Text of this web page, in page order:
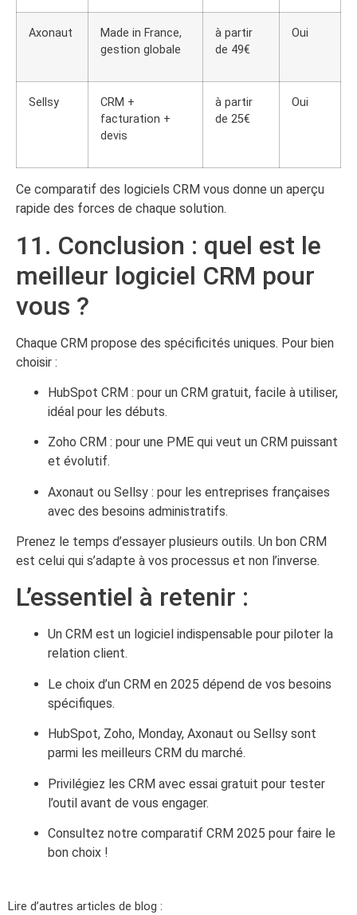
Axonaut
Made in France,
gestion globale
à partir
de 49€
Oui
Sellsy
CRM +
facturation +
devis
à partir
de 25€
Oui
Ce comparatif des logiciels CRM vous donne un aperçu
rapide des forces de chaque solution.
11. Conclusion : quel est le
meilleur logiciel CRM pour
vous ?
Chaque CRM propose des spécificités uniques. Pour bien
choisir :
HubSpot CRM : pour un CRM gratuit, facile à utiliser,
idéal pour les débuts.
Zoho CRM : pour une PME qui veut un CRM puissant
et évolutif.
Axonaut ou Sellsy : pour les entreprises françaises
avec des besoins administratifs.
Prenez le temps d’essayer plusieurs outils. Un bon CRM
est celui qui s’adapte à vos processus et non l’inverse.
L’essentiel à retenir :
Un CRM est un logiciel indispensable pour piloter la
relation client.
Le choix d’un CRM en 2025 dépend de vos besoins
spécifiques.
HubSpot, Zoho, Monday, Axonaut ou Sellsy sont
parmi les meilleurs CRM du marché.
Privilégiez les CRM avec essai gratuit pour tester
l’outil avant de vous engager.
Consultez notre comparatif CRM 2025 pour faire le
bon choix !
Lire d’autres articles de blog :